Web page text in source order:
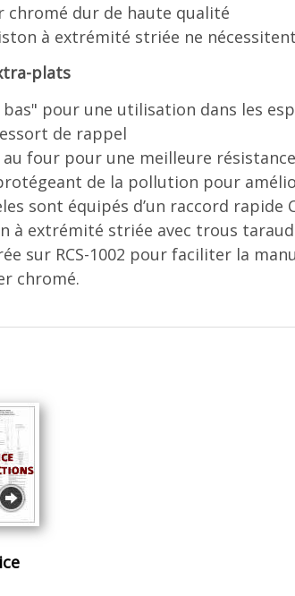
chromé dur de haute qualité
à extrémité striée ne
plats
pour une utilisation dans les
de rappel
four pour une meilleure résistance
de la pollution pour
sont équipés d’un raccord rapide
à extrémité striée avec trous
sur RCS-1002 pour faciliter la
chromé.